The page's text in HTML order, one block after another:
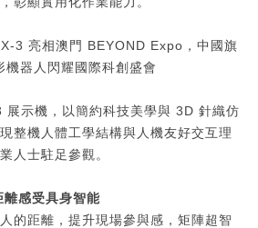
展示機，以簡約科技美學與 3D 針織仿
整機人體工學結構與人機友好交互理
人士駐足參觀。
離感受具身智能
的距離，提升現場參與感，矩陣超智